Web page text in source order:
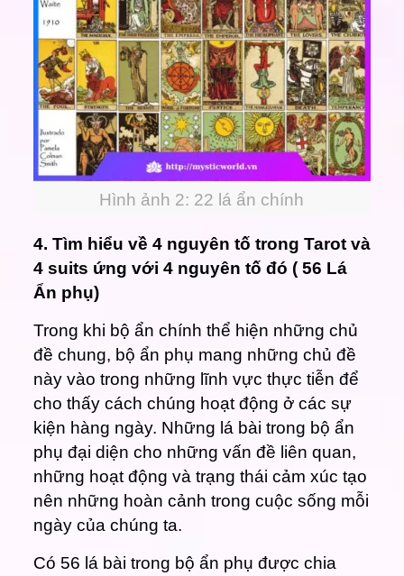
Hình ảnh 2: 22 lá ẩn chính
4. Tìm hiểu về 4 nguyên tố trong Tarot và
4 suits ứng với 4 nguyên tố đó ( 56 Lá
Ẩn phụ)
Trong khi bộ ẩn chính thể hiện những chủ
đề chung, bộ ẩn phụ mang những chủ đề
này vào trong những lĩnh vực thực tiễn để
cho thấy cách chúng hoạt động ở các sự
kiện hàng ngày. Những lá bài trong bộ ẩn
phụ đại diện cho những vấn đề liên quan,
những hoạt động và trạng thái cảm xúc tạo
nên những hoàn cảnh trong cuộc sống mỗi
ngày của chúng ta.
Có 56 lá bài trong bộ ẩn phụ được chia